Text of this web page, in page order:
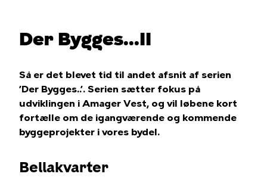
Der Bygges...II
Så er det blevet tid til andet afsnit af serien
’Der Bygges..’. Serien sætter fokus på
udviklingen i Amager Vest, og vil løbene kort
fortælle om de igangværende og kommende
byggeprojekter i vores bydel.
Bellakvarter